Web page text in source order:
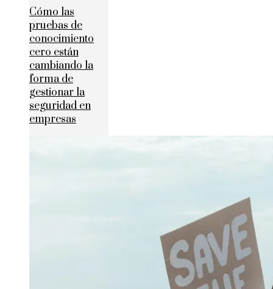
Cómo las
pruebas de
conocimiento
cero están
cambiando la
forma de
gestionar la
seguridad en
empresas